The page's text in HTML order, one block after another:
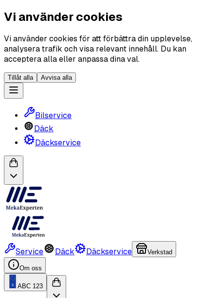
Vi använder cookies
Vi använder cookies för att förbättra din upplevelse,
analysera trafik och visa relevant innehåll. Du kan
acceptera alla eller anpassa dina val.
Tillåt alla Avvisa alla
Bilservice
Däck
Däckservice
Service Däck Däckservice Verkstad
Om oss
ABC 123